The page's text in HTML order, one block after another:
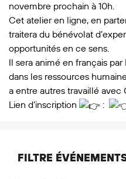
novembre prochain à 10h.
Cet atelier en ligne, en
traitera du bénévolat
opportunités en ce sens.
Il sera animé en français
dans les ressources
a entre autres travaillé avec
Lien d’inscription
:
FILTRE